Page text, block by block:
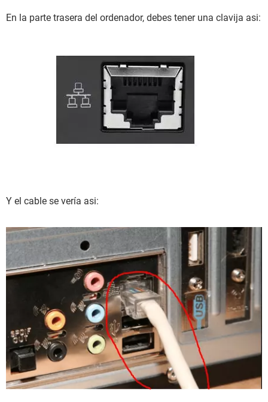
En la parte trasera del ordenador, debes tener una clavija asi:
Y el cable se vería asi: